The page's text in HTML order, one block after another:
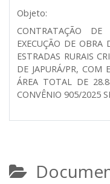
Objeto:
CONTRATAÇÃO DE
EXECUÇÃO DE
ESTRADAS RURAIS
DE JAPURÁ/PR, COM
ÁREA TOTAL DE
CONVÊNIO 905/2025